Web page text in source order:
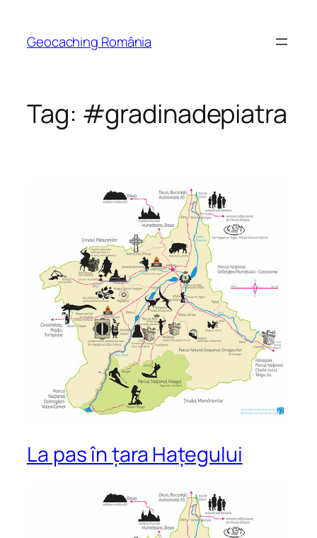
content
Geocaching România
Tag: #gradinadepiatra
La pas în țara Hațegului